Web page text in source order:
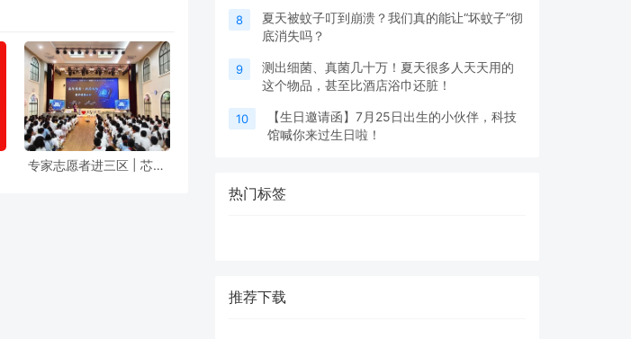
专家志愿者进三区 | 芯火
8
夏天被蚊子叮到崩溃？我们真的能让“坏蚊子”彻
底消失吗？
9
测出细菌、真菌几十万！夏天很多人天天用的
这个物品，甚至比酒店浴巾还脏！
10
【生日邀请函】7月25日出生的小伙伴，科技
馆喊你来过生日啦！
热门标签
推荐下载